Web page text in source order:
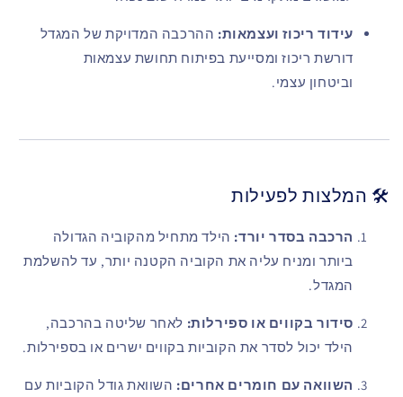
עידוד ריכוז ועצמאות: ההרכבה המדויקת של המגדל
דורשת ריכוז ומסייעת בפיתוח תחושת עצמאות
וביטחון עצמי.
🛠 המלצות לפעילות
הרכבה בסדר יורד: הילד מתחיל מהקוביה הגדולה
ביותר ומניח עליה את הקוביה הקטנה יותר, עד להשלמת
המגדל.
סידור בקווים או ספירלות: לאחר שליטה בהרכבה,
הילד יכול לסדר את הקוביות בקווים ישרים או בספירלות.
השוואה עם חומרים אחרים: השוואת גודל הקוביות עם